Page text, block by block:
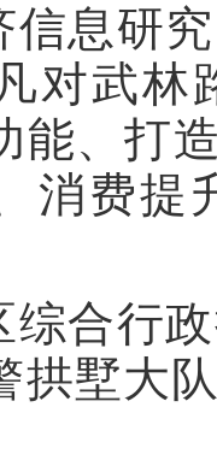
信息研
对武林
能、打
消费提
综合行
拱墅大